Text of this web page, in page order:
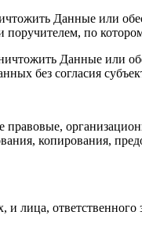
Данные или
по
Данные или
без согласия
копирования,
лица,